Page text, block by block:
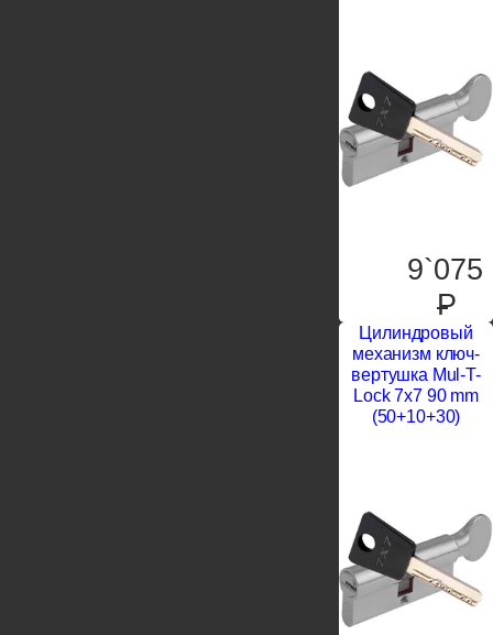
9`075
P
Цилиндровый
механизм ключ-
вертушка Mul-T-
Lock 7x7 90 mm
(50+10+30)